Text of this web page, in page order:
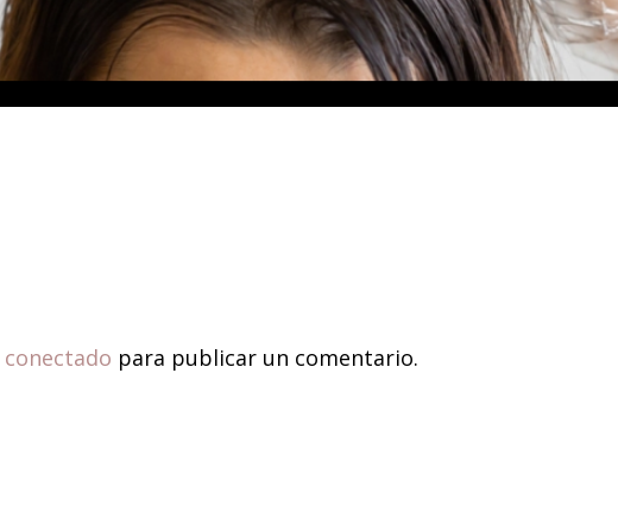
conectado para publicar un comentario.